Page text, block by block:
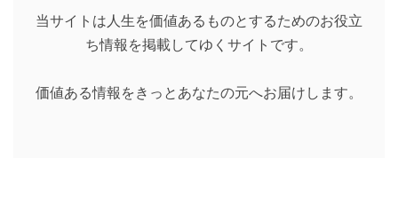
当サイトは人生を価値あるものとするためのお役立
ち情報を掲載してゆくサイトです。
価値ある情報をきっとあなたの元へお届けします。